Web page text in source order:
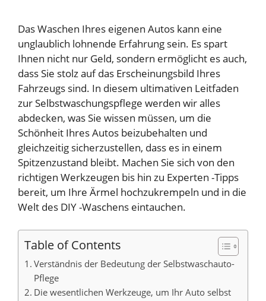
Das Waschen Ihres eigenen Autos kann eine
unglaublich lohnende Erfahrung sein. Es spart
Ihnen nicht nur Geld, sondern ermöglicht es auch,
dass Sie stolz auf das Erscheinungsbild Ihres
Fahrzeugs sind. In diesem ultimativen Leitfaden
zur Selbstwaschungspflege werden wir alles
abdecken, was Sie wissen müssen, um die
Schönheit Ihres Autos beizubehalten und
gleichzeitig sicherzustellen, dass es in einem
Spitzenzustand bleibt. Machen Sie sich von den
richtigen Werkzeugen bis hin zu Experten -Tipps
bereit, um Ihre Ärmel hochzukrempeln und in die
Welt des DIY -Waschens eintauchen.
Table of Contents
Verständnis der Bedeutung der Selbstwaschauto-
Pflege
Die wesentlichen Werkzeuge, um Ihr Auto selbst